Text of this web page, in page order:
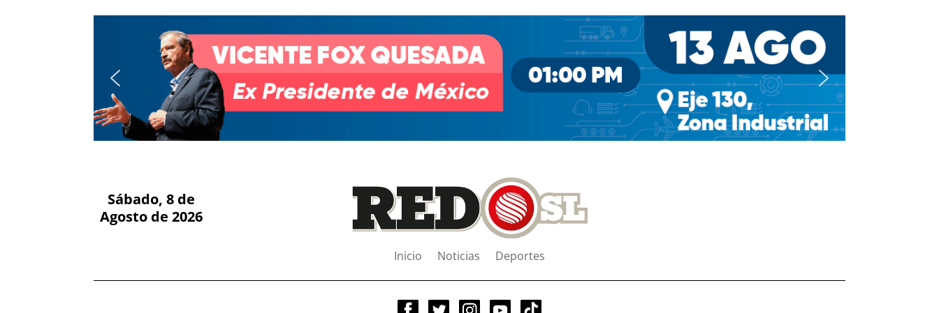
Sábado, 8 de
Agosto de 2026
Inicio Noticias Deportes